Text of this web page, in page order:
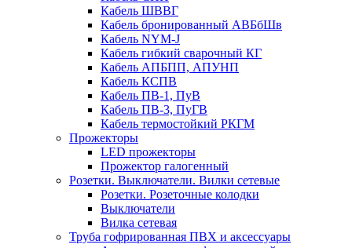
Кабель ШВВГ
Кабель бронированный АВБбШв
Кабель NYM-J
Кабель гибкий сварочный КГ
Кабель АПБПП, АПУНП
Кабель КСПВ
Кабель ПВ-1, ПуВ
Кабель ПВ-3, ПуГВ
Кабель термостойкий РКГМ
Прожекторы
LED прожекторы
Прожектор галогенный
Розетки. Выключатели. Вилки сетевые
Розетки. Розеточные колодки
Выключатели
Вилка сетевая
Труба гофрированная ПВХ и аксессуары